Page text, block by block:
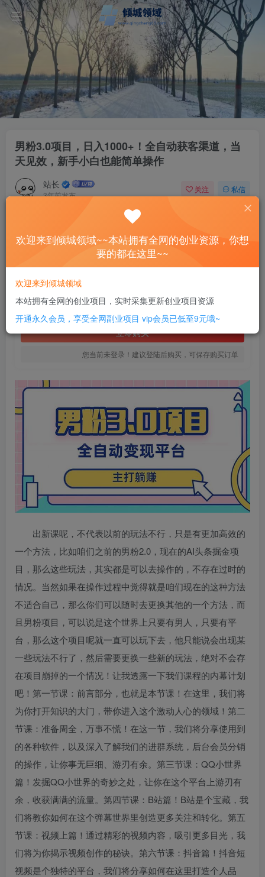
男粉3.0项目，日入1000+！全自动获客渠道，当
天见效，新手小白也能简单操作
站长
3年前发布
关注 私信
男粉3.0项目，日入1000+！全自动获客渠道，当天见效，新手小白也能简单操作
此内容为付费资源，请付费后查看
SVIP全站会员 免费
立即购买
您当前未登录！建议登陆后购买，可保存购买订单
出新课呢，不代表以前的玩法不行，只是有更加高效的
一个方法，比如咱们之前的男粉2.0，现在的AI头条掘金项
目，那么这些玩法，其实都是可以去操作的，不存在过时的
情况。当然如果在操作过程中觉得就是咱们现在的这种方法
不适合自己，那么你们可以随时去更换其他的一个方法，而
且男粉项目，可以说是这个世界上只要有男人，只要有平
台，那么这个项目呢就一直可以玩下去，他只能说会出现某
一些玩法不行了，然后需要更换一些新的玩法，绝对不会存
在项目崩掉的一个情况！让我透露一下我们课程的内幕计划
吧！第一节课：前言部分，也就是本节课！在这里，我们将
为你打开知识的大门，带你进入这个激动人心的领域！第二
节课：准备周全，万事不慌！在这一节，我们将分享使用到
的各种软件，以及深入了解我们的进群系统，后台会员分销
的操作，让你事无巨细、游刃有余。第三节课：QQ小世界
篇！发掘QQ小世界的奇妙之处，让你在这个平台上游刃有
余，收获满满的流量。第四节课：B站篇！B站是个宝藏，我
们将教你如何在这个弹幕世界里创造更多关注和转化。第五
节课：视频上篇！通过精彩的视频内容，吸引更多目光，我
们将为你揭示视频创作的秘诀。第六节课：抖音篇！抖音短
视频是个独特的平台，我们将分享如何在这里打造个人品
欢迎来到倾城领域~~本站拥有全网的创业资源，你想
要的都在这里~~
欢迎来到倾城领域
本站拥有全网的创业项目，实时采集更新创业项目资源
开通永久会员，享受全网副业项目 vip会员已低至9元哦~